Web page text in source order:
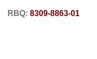
RBQ: 8309-8863-01